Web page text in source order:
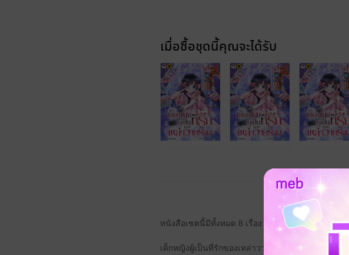
เมื่อซื้อชุดนี้คุณจะได้รับ
หนังสือเซตนี้มีทั้งหมด 8 เรื่อง คือ
เด็กหญิงผู้เป็นที่รักของเหล่าวายร้าย เล่ม 1